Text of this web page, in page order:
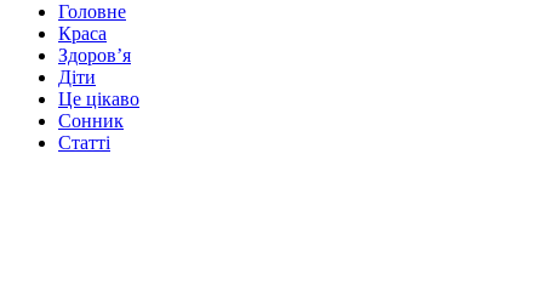
Головне
Краса
Здоров’я
Діти
Це цікаво
Сонник
Статті